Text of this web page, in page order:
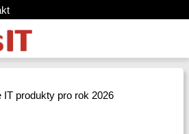
IT produkty pro rok 2026